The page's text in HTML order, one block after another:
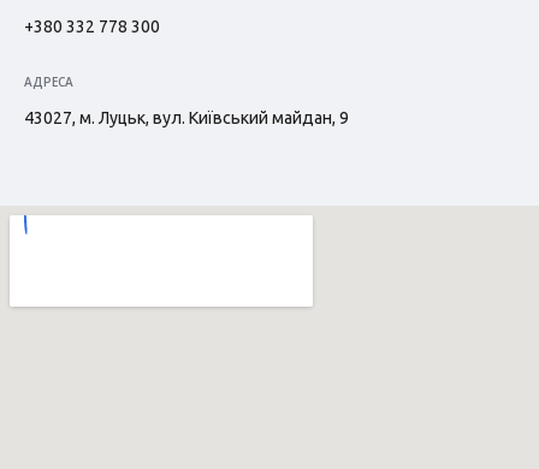
+380 332 778 300
АДРЕСА
43027, м. Луцьк, вул. Київський майдан, 9